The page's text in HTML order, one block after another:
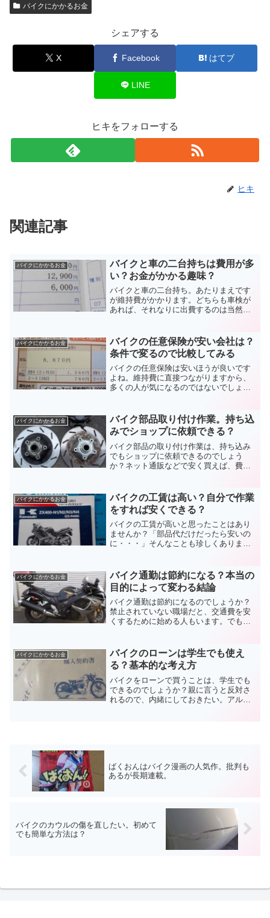
バイクにかかるお金
シェアする
X Facebook はてブ
LINE
ヒキをフォローする
ヒキ
関連記事
バイクにかかるお金
バイクと車の二台持ちは費用が多
い？お金がかかる趣味？
バイクと車の二台持ち。あたりまえです
が維持費がかかります。どちらも車検が
あれば、それなりに出費するのは当然で
でどれくらい必要か。バイクと車の二台
持ちの費用についてお伝えします。
バイクにかかるお金
バイクの任意保険が安い会社は？
条件で変るので比較してみる
バイクの任意保険は安いほうが良いです
よね。維持費に直接つながりますから、
多くの人が気になるのではないでしょう
括見積もりで比較して、バイクの任意保
険が安い会社を探してみましょう。
バイクにかかるお金
バイク部品取り付け作業。持ち込
みでショップに依頼できる？
バイク部品の取り付け作業は、持ち込み
でもショップに依頼できるのでしょう
か？ネット通販などで安く買えば、費用
います。理由や対処法などバイクの部品
取り付けについて考えてみましょう。
バイクにかかるお金
バイクの工賃は高い？自分で作業
をすれば安くできる？
バイクの工賃が高いと思ったことはあり
ませんか？「部品代だけだったら安いの
に・・・」そんなことも珍しくありませ
なら自分でやるしかありません。バイク
の工賃は高いのか検証してみます。
バイクにかかるお金
バイク通勤は節約になる？本当の
目的によって変わる結論
バイク通勤は節約になるのでしょうか？
禁止されていない職場だと、交通費を安
くするために始める人もいます。でも晴
す。お金以外ののことも含めて、バイク
通勤の節約についてお伝えします。
バイクにかかるお金
バイクのローンは学生でも使え
る？基本的な考え方
バイクをローンで買うことは、学生でも
できるのでしょうか？親に言うと反対さ
れるので、内緒にしておきたい。アルバ
ばくおんはバイク漫画の人気作。批判も
あるが長期連載。
バイクのカウルの傷を直したい。初めて
でも簡単な方法は？